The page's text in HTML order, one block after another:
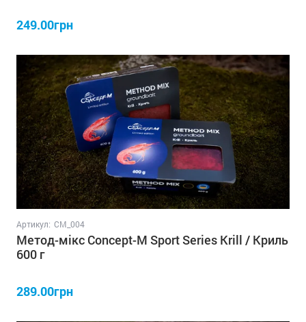
249.00грн
Артикул: СM_004
Метод-мікс Concept-M Sport Series Krill / Криль
600 г
289.00грн